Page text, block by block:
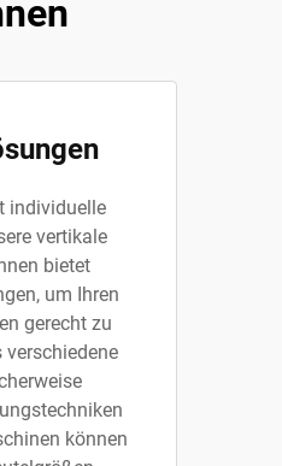
individuelle
vertikale
bietet
um Ihren
gerecht zu
verschiedene
können